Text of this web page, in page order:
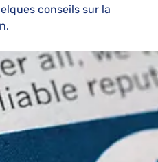
conseils sur la